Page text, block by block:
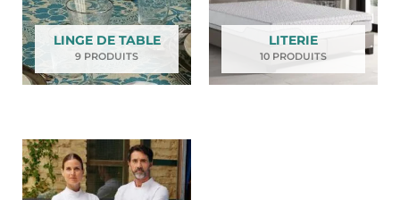
LINGE DE TABLE
9 PRODUITS
LITERIE
10 PRODUITS